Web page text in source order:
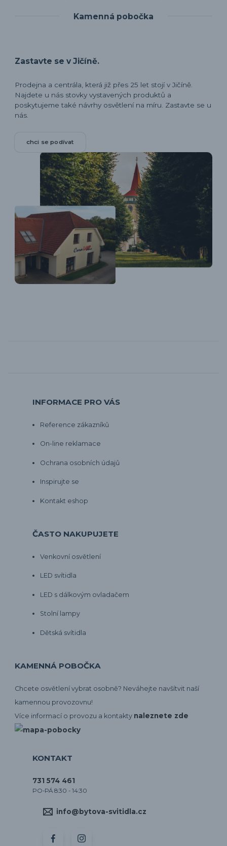
Kamenná pobočka
Zastavte se v Jičíně.
Prodejna a centrála, která již přes 25 let stojí v Jičíně.
Najdete u nás stovky vystavených produktů a
poskytujeme také návrhy osvětlení na míru. Zastavte se u
nás.
chci se podívat
INFORMACE PRO VÁS
Reference zákazníků
On-line reklamace
Ochrana osobních údajů
Inspirujte se
Kontakt eshop
ČASTO NAKUPUJETE
Venkovní osvětlení
LED svítidla
LED s dálkovým ovladačem
Stolní lampy
Dětská svítidla
KAMENNÁ POBOČKA
Chcete osvětlení vybrat osobně? Neváhejte navšítvit naší
kamennou provozovnu!
Více informací o provozu a kontakty naleznete zde
KONTAKT
731 574 461
PO-PÁ 8:30 - 14:30
info@bytova-svitidla.cz